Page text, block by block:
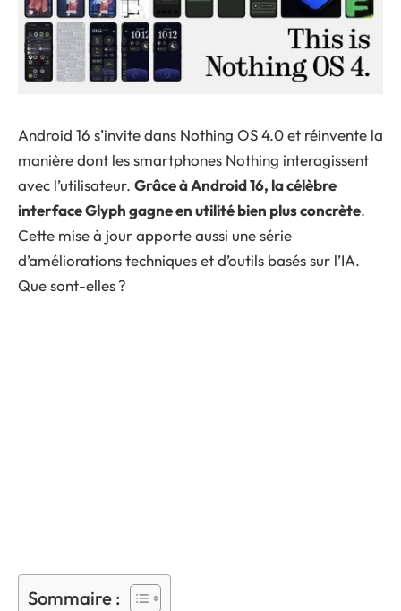
Android 16 s’invite dans Nothing OS 4.0 et réinvente la
manière dont les smartphones Nothing interagissent
avec l’utilisateur. Grâce à Android 16, la célèbre
interface Glyph gagne en utilité bien plus concrète.
Cette mise à jour apporte aussi une série
d’améliorations techniques et d’outils basés sur l’IA.
Que sont-elles ?
Sommaire :